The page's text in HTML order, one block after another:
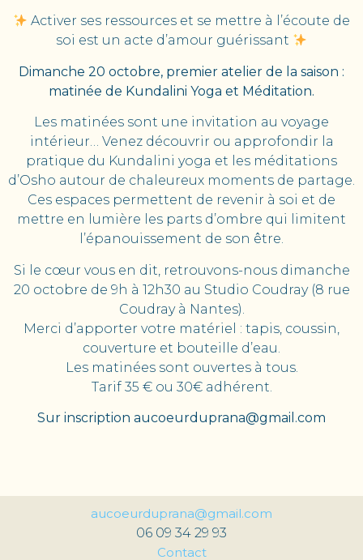
Activer ses ressources et se mettre à l’écoute de
soi est un acte d’amour guérissant
Dimanche 20 octobre, premier atelier de la saison :
matinée de Kundalini Yoga et Méditation.
Les matinées sont une invitation au voyage
intérieur… Venez découvrir ou approfondir la
pratique du Kundalini yoga et les méditations
d’Osho autour de chaleureux moments de partage.
Ces espaces permettent de revenir à soi et de
mettre en lumière les parts d’ombre qui limitent
l’épanouissement de son être.
Si le cœur vous en dit, retrouvons-nous dimanche
20 octobre de 9h à 12h30 au Studio Coudray (8 rue
Coudray à Nantes).
Merci d’apporter votre matériel : tapis, coussin,
couverture et bouteille d’eau.
Les matinées sont ouvertes à tous.
Tarif 35 € ou 30€ adhérent.
Sur inscription aucoeurduprana@gmail.com
aucoeurduprana@gmail.com
06 09 34 29 93
Contact